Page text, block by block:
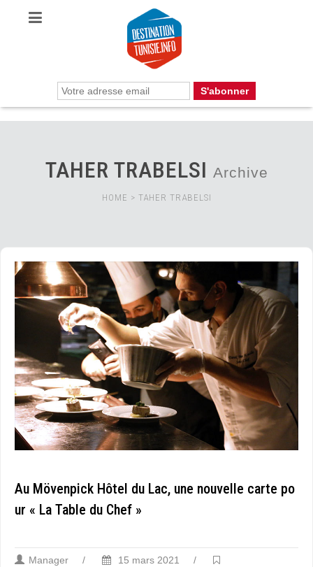
TAHER TRABELSI Archive
HOME > TAHER TRABELSI
Au Mövenpick Hôtel du Lac, une nouvelle carte po
ur « La Table du Chef »
Manager / 15 mars 2021
/